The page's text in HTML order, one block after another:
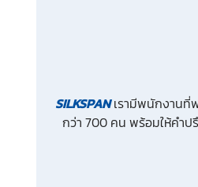
SILKSPANเรามีพนักงานที่
กว่า 700 คน พร้อมให้คำป